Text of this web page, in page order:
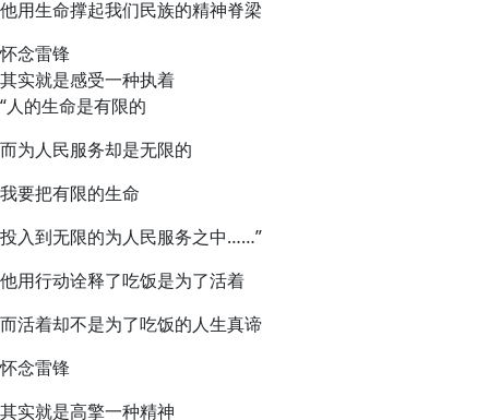
他用生命撑起我们民族的精神脊梁
怀念雷锋
其实就是感受一种执着
“人的生命是有限的
而为人民服务却是无限的
我要把有限的生命
投入到无限的为人民服务之中……”
他用行动诠释了吃饭是为了活着
而活着却不是为了吃饭的人生真谛
怀念雷锋
其实就是高擎一种精神